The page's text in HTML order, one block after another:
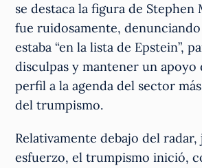
se destaca la figura de Stephen
fue ruidosamente,
estaba “en la lista de Epstein”,
disculpas y mantener un apoyo
perfil a la agenda del sector
del trumpismo.
Relativamente debajo del
esfuerzo, el trumpismo inició,